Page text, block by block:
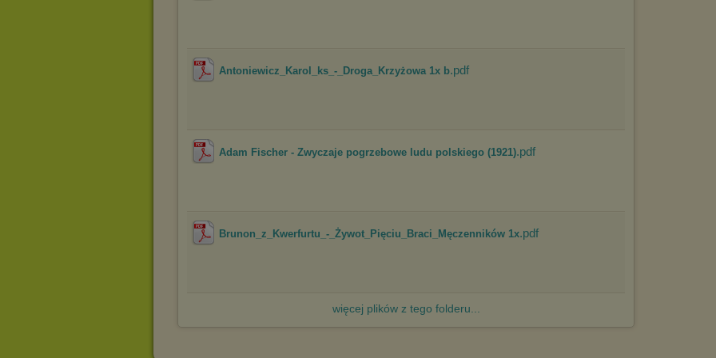
Antoniewicz_Karol_ks_-_Droga_Krzyżowa 1x b.pdf
Adam Fischer - Zwyczaje pogrzebowe ludu polskiego (1921).pdf
Brunon_z_Kwerfurtu_-_Żywot_Pięciu_Braci_Męczenników 1x.pdf
więcej plików z tego folderu...